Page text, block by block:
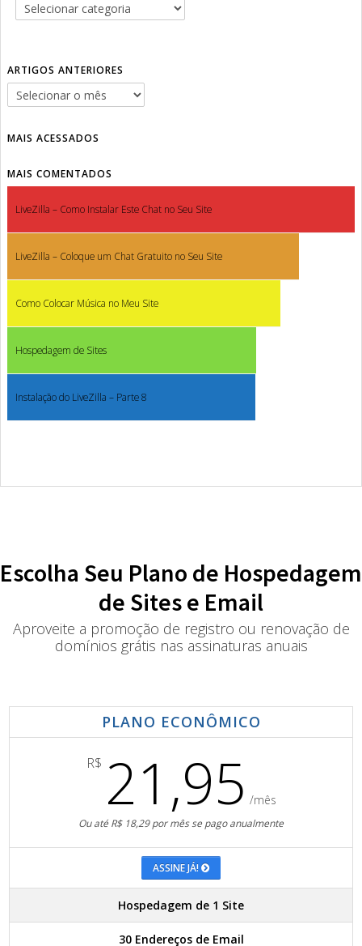
ARTIGOS ANTERIORES
MAIS ACESSADOS
MAIS COMENTADOS
LiveZilla – Como Instalar Este Chat no Seu Site
LiveZilla – Coloque um Chat Gratuito no Seu Site
Como Colocar Música no Meu Site
Hospedagem de Sites
Instalação do LiveZilla – Parte 8
Escolha Seu Plano de Hospedagem
de Sites e Email
Aproveite a promoção de registro ou renovação de
domínios grátis nas assinaturas anuais
PLANO ECONÔMICO
R$ 21,95 /mês
Ou até R$ 18,29 por mês se pago anualmente
ASSINE JÁ!
Hospedagem de 1 Site
30 Endereços de Email